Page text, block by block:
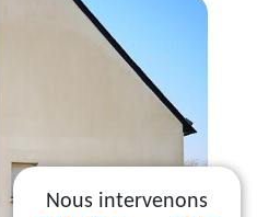
Nous intervenons